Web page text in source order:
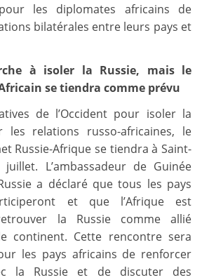
les diplomates africains de
bilatérales entre leurs pays et
à isoler la Russie, mais le
se tiendra comme prévu
de l’Occident pour isoler la
les relations russo-africaines, le
Russie-Afrique se tiendra à Saint-
L’ambassadeur de Guinée
a déclaré que tous les pays
et que l’Afrique est
la Russie comme allié
continent. Cette rencontre sera
les pays africains de renforcer
la Russie et de discuter des